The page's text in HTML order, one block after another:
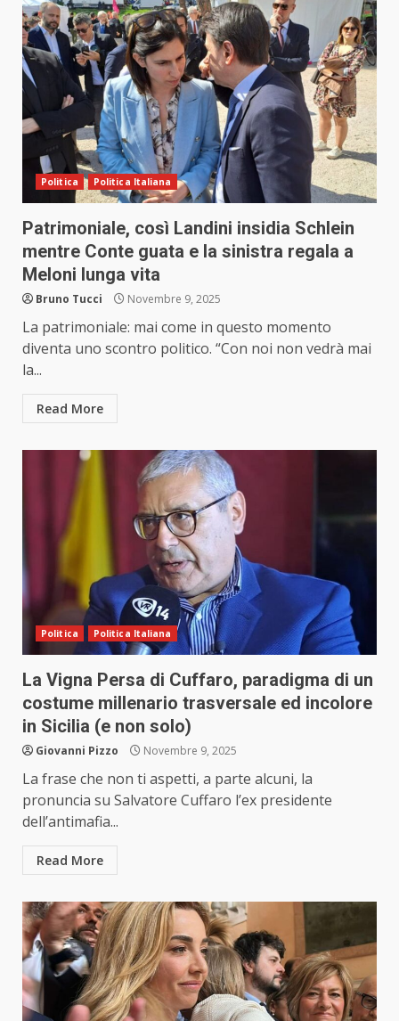
Politica Politica Italiana
Patrimoniale, così Landini insidia Schlein
mentre Conte guata e la sinistra regala a
Meloni lunga vita
Bruno Tucci Novembre 9, 2025
La patrimoniale: mai come in questo momento
diventa uno scontro politico. “Con noi non vedrà mai
la...
Read More
Politica Politica Italiana
La Vigna Persa di Cuffaro, paradigma di un
costume millenario trasversale ed incolore
in Sicilia (e non solo)
Giovanni Pizzo Novembre 9, 2025
La frase che non ti aspetti, a parte alcuni, la
pronuncia su Salvatore Cuffaro l’ex presidente
dell’antimafia...
Read More